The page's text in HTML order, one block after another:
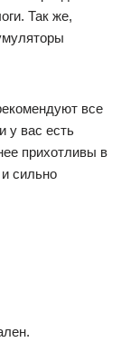
Так же,
все
у вас есть
прихотливы в
сильно